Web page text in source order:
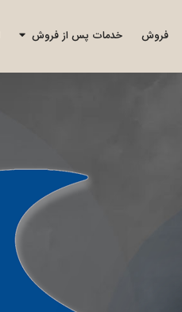
فروش خدمات پس از فروش